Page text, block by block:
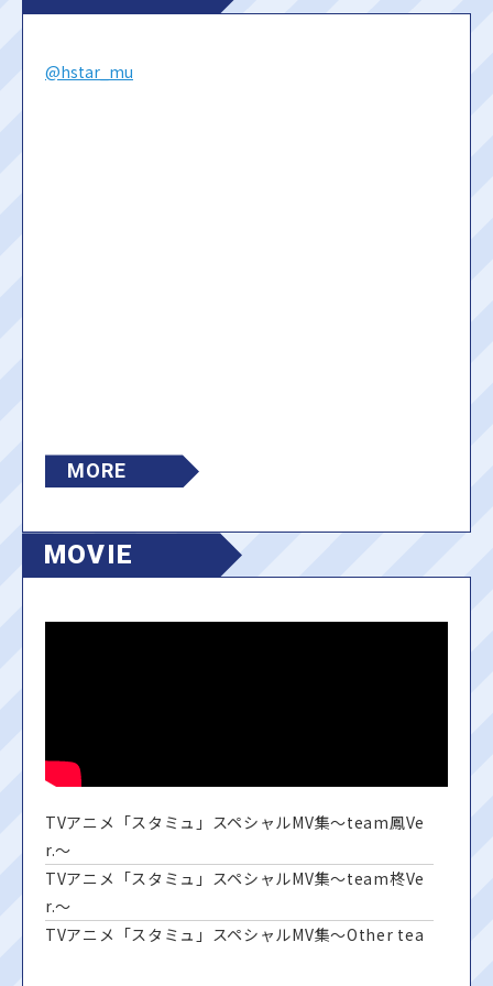
@hstar_mu
MORE
MOVIE
TVアニメ「スタミュ」スペシャルMV集～team鳳Ve
r.～
TVアニメ「スタミュ」スペシャルMV集～team柊Ve
r.～
TVアニメ「スタミュ」スペシャルMV集～Other tea